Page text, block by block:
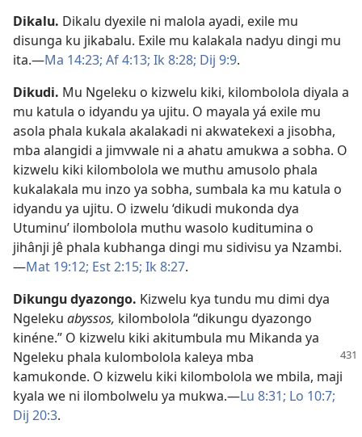
Dikalu. Dikalu dyexile ni malola ayadi, exile mu
disunga ku jikabalu. Exile mu kalakala nadyu dingi mu
ita.—Ma 14:23; Af 4:13; Ik 8:28; Dij 9:9.
Dikudi. Mu Ngeleku o kizwelu kiki, kilombolola diyala a
mu katula o idyandu ya ujitu. O mayala yá exile mu
asola phala kukala akalakadi ni akwatekexi a jisobha,
mba alangidi a jimvwale ni a ahatu amukwa a sobha. O
kizwelu kiki kilombolola we muthu amusolo phala
kukalakala mu inzo ya sobha, sumbala ka mu katula o
idyandu ya ujitu. O izwelu ‘dikudi mukonda dya
Utuminu’ ilombolola muthu wasolo kuditumina o
jihânji jê phala kubhanga dingi mu sidivisu ya Nzambi.
—Mat 19:12; Est 2:15; Ik 8:27.
Dikungu dyazongo. Kizwelu kya tundu mu dimi dya
Ngeleku abyssos, kilombolola “dikungu dyazongo
kinéne.” O kizwelu kiki akitumbula mu Mikanda ya
Ngeleku phala kulombolola kaleya mba
kamukonde. O kizwelu kiki kilombolola we mbila, maji
kyala we ni ilombolwelu ya mukwa.—Lu 8:31; Lo 10:7;
Dij 20:3.